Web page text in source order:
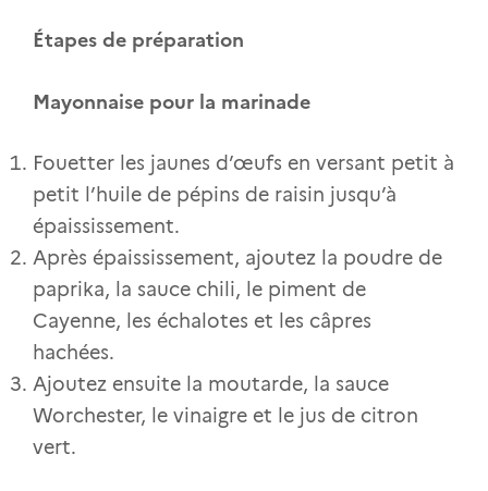
Étapes de préparation
Mayonnaise pour la marinade
Fouetter les jaunes d’œufs en versant petit à
petit l’huile de pépins de raisin jusqu’à
épaississement.
Après épaississement, ajoutez la poudre de
paprika, la sauce chili, le piment de
Cayenne, les échalotes et les câpres
hachées.
Ajoutez ensuite la moutarde, la sauce
Worchester, le vinaigre et le jus de citron
vert.